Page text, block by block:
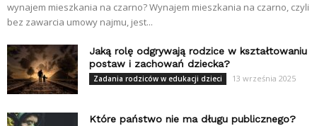
wynajem mieszkania na czarno? Wynajem mieszkania na czarno, czyli
bez zawarcia umowy najmu, jest...
Jaką rolę odgrywają rodzice w kształtowaniu
postaw i zachowań dziecka?
Zadania rodziców w edukacji dzieci 13 września 2025
Które państwo nie ma długu publicznego?